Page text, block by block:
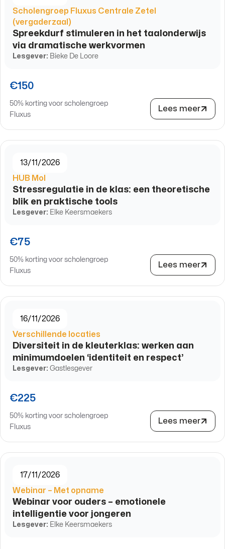
Scholengroep Fluxus Centrale Zetel
(vergaderzaal)
Spreekdurf stimuleren in het taalonderwijs
via dramatische werkvormen
Lesgever: Bieke De Loore
€150
50% korting voor scholengroep
Fluxus
Lees meer
13/11/2026
HUB Mol
Stressregulatie in de klas: een theoretische
blik en praktische tools
Lesgever: Elke Keersmaekers
€75
50% korting voor scholengroep
Fluxus
Lees meer
16/11/2026
Verschillende locaties
Diversiteit in de kleuterklas: werken aan
minimumdoelen ‘identiteit en respect’
Lesgever: Gastlesgever
€225
50% korting voor scholengroep
Fluxus
Lees meer
17/11/2026
Webinar – Met opname
Webinar voor ouders – emotionele
intelligentie voor jongeren
Lesgever: Elke Keersmaekers